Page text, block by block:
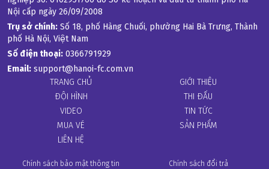
Nội cấp ngày 26/09/2008
Trụ sở chính: Số 18, phố Hàng Chuối, phường Hai Bà Trưng, Thành
phố Hà Nội, Việt Nam
Số điện thoại: 0366791929
Email: support@hanoi-fc.com.vn
TRANG CHỦ
GIỚI THIỆU
ĐỘI HÌNH
THI ĐẤU
VIDEO
TIN TỨC
MUA VÉ
SẢN PHẨM
LIÊN HỆ
Chính sách bảo mật thông tin
Chính sách đổi trả